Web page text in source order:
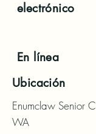
electrónico
En línea
Ubicación
Enumclaw Senior
WA